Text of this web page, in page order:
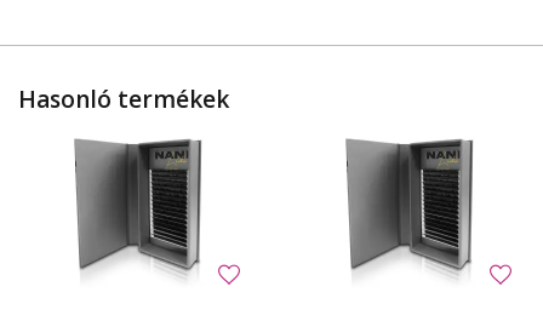
Hasonló termékek